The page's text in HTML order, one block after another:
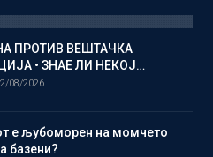
ПРОТИВ ВЕШТАЧКА
• ЗНАЕ ЛИ НЕКОЈ…
08/2026
е љубоморен на момчето
базени?